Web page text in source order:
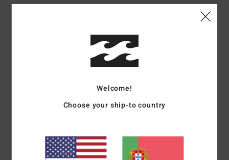
Avaliações dos clientes
Pontuação média
5.0
100% dos nossos clientes recomendam este produto
Welcome!
Choose your ship-to country